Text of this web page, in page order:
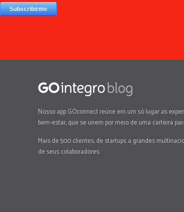
Nosso app GOconnect reúne em um só lugar as
bem-estar, que se unem por meio de uma carteira
Mais de 500 clientes, de startups a grandes
de seus colaboradores.